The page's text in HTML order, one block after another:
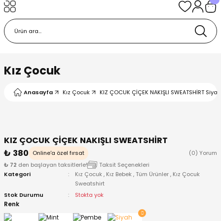
Kız Çocuk
Anasayfa Kız Çocuk KIZ ÇOCUK ÇİÇEK NAKIŞLI SWEATSHİRT
KIZ ÇOCUK ÇİÇEK NAKIŞLI SWEATSHİRT
₺ 380
Online'a özel fırsat
(0) Yorum
₺ 72 den başlayan taksitlerle!
Taksit Seçenekleri
Kategori
Kız Çocuk , Kız Bebek ,Tüm Ürünler , Kız Çocuk
Sweatshirt
Stok Durumu
Stokta yok
Renk
Body
Bere ve Eldiven
Body
ve Patik
Çıkışı ve Zıbın Seti
Ürünleri